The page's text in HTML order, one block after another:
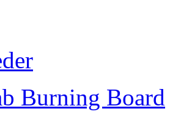
Burning Board